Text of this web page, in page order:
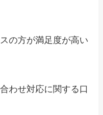
の方が満足度が高い
わせ対応に関する口